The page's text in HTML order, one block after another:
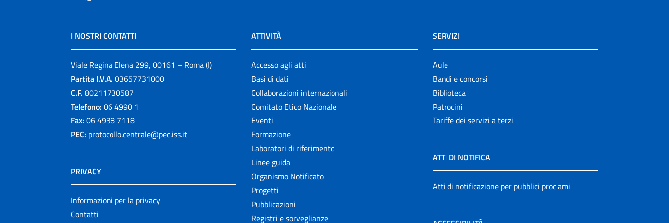
I NOSTRI CONTATTI
Viale Regina Elena 299, 00161 – Roma (I)
Partita I.V.A. 03657731000
C.F. 80211730587
Telefono: 06 4990 1
Fax: 06 4938 7118
PEC: protocollo.centrale@pec.iss.it
PRIVACY
Informazioni per la privacy
Contatti
ATTIVITÀ
Accesso agli atti
Basi di dati
Collaborazioni internazionali
Comitato Etico Nazionale
Eventi
Formazione
Laboratori di riferimento
Linee guida
Organismo Notificato
Progetti
Pubblicazioni
Registri e sorveglianze
SERVIZI
Aule
Bandi e concorsi
Biblioteca
Patrocini
Tariffe dei servizi a terzi
ATTI DI NOTIFICA
Atti di notificazione per pubblici proclami